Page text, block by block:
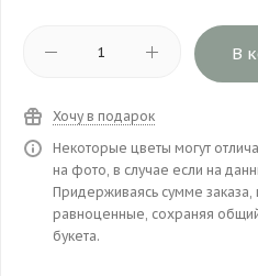
В
Хочу в подарок
Некоторые цветы могут
на фото, в случае если на
Придерживаясь сумме
равноценные, сохраняя
букета.